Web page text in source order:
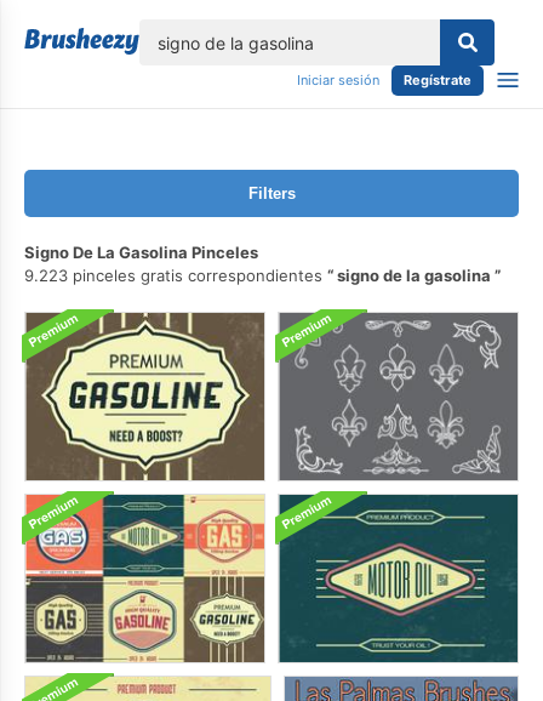
Iniciar sesión Regístrate
Filters
Signo De La Gasolina Pinceles
9.223 pinceles gratis correspondientes
signo de la gasolina